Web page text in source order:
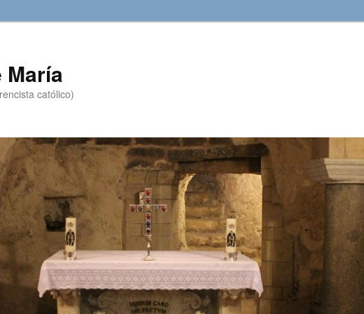
María
católico)